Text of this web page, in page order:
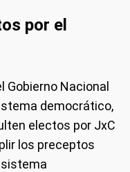
por el
Gobierno Nacional
democrático,
electos por JxC
los preceptos